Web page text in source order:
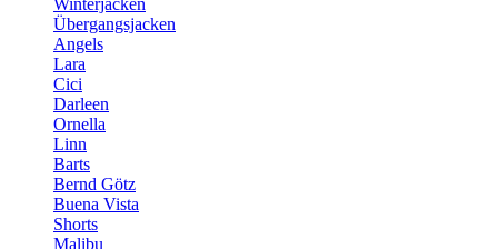
Winterjacken
Übergangsjacken
Angels
Lara
Cici
Darleen
Ornella
Linn
Barts
Bernd Götz
Buena Vista
Shorts
Malibu